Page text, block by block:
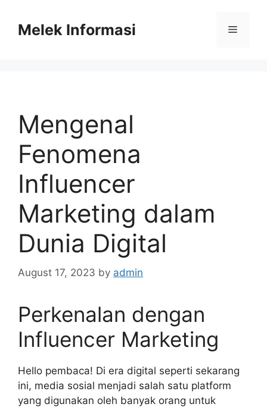
contentMelek Informasi Menu
Mengenal
Fenomena
Influencer
Marketing dalam
Dunia Digital
August 17, 2023 by admin
Perkenalan dengan
Influencer Marketing
Hello pembaca! Di era digital seperti sekarang
ini, media sosial menjadi salah satu platform
yang digunakan oleh banyak orang untuk